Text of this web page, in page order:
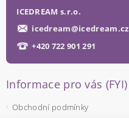
ICEDREAM s.r.o.
icedream@icedream.cz
+420 722 901 291
Informace pro vás (FYI)
Obchodní podmínky